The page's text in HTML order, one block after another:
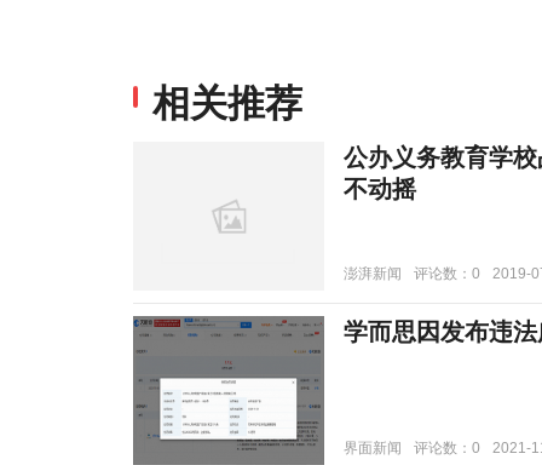
相关推荐
公办义务教育学
不动摇
澎湃新闻 评论数：0 2019-
学而思因发布违
界面新闻 评论数：0 2021-